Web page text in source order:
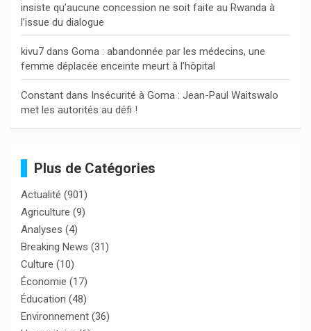
insiste qu’aucune concession ne soit faite au Rwanda à
l’issue du dialogue
kivu7 dans Goma : abandonnée par les médecins, une
femme déplacée enceinte meurt à l’hôpital
Constant dans Insécurité à Goma : Jean-Paul Waitswalo
met les autorités au défi !
Plus de Catégories
Actualité (901)
Agriculture (9)
Analyses (4)
Breaking News (31)
Culture (10)
Économie (17)
Éducation (48)
Environnement (36)